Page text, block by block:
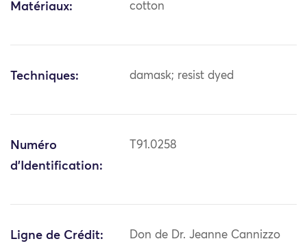
Matériaux: cotton
Techniques: damask; resist dyed
Numéro
d'Identification:
T91.0258
Ligne de Crédit: Don de Dr. Jeanne Cannizzo